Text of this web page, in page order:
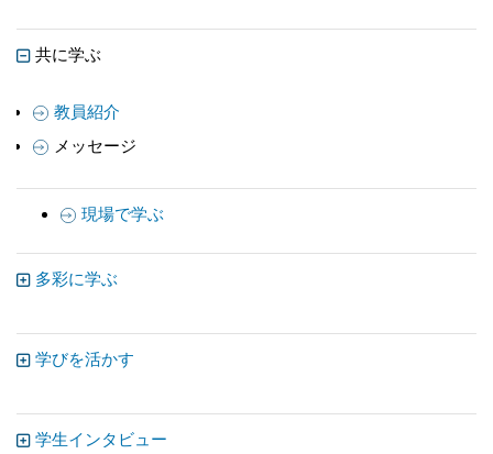
共に学ぶ
教員紹介
メッセージ
現場で学ぶ
多彩に学ぶ
学びを活かす
学生インタビュー